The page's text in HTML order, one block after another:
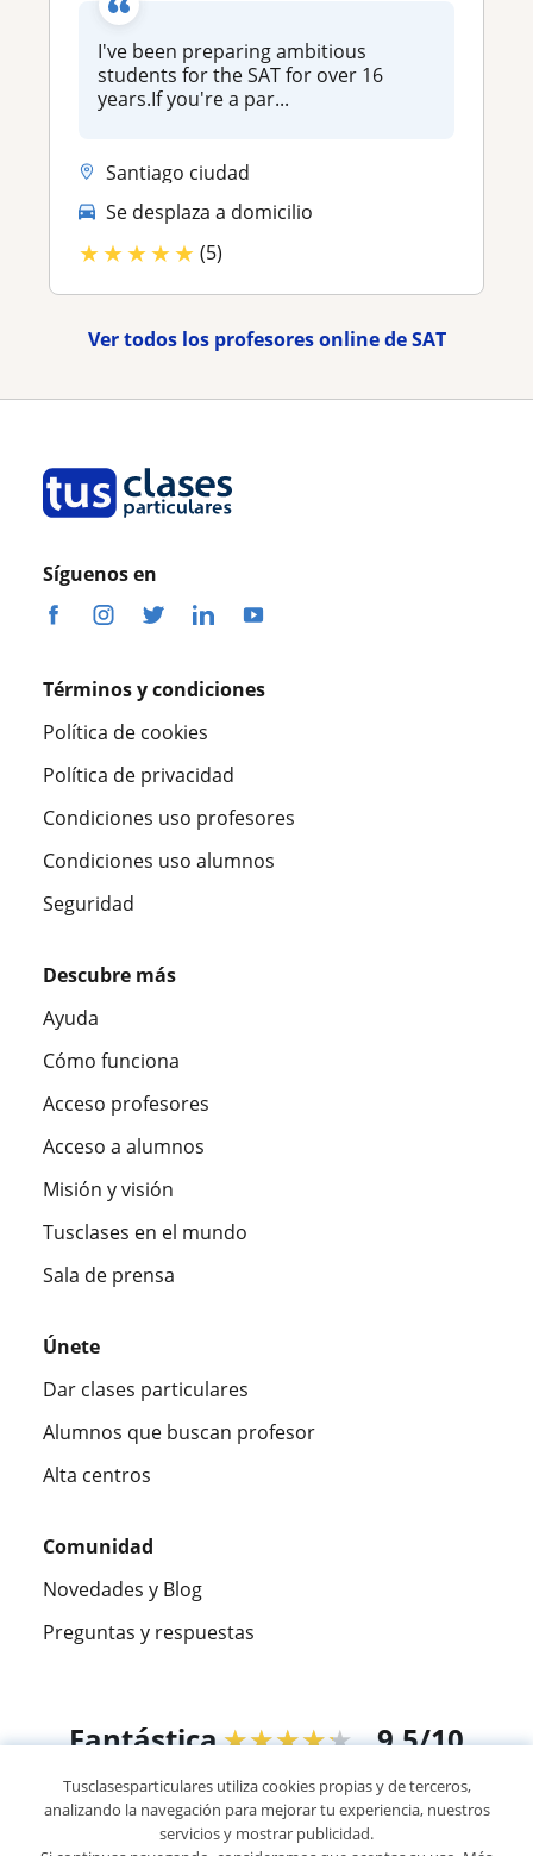
I've been preparing ambitious
students for the SAT for over 16
years.If you're a par...
Santiago ciudad
Se desplaza a domicilio
★★★★★ (5)
Ver todos los profesores online de SAT
Síguenos en
Términos y condiciones
Política de cookies
Política de privacidad
Condiciones uso profesores
Condiciones uso alumnos
Seguridad
Descubre más
Ayuda
Cómo funciona
Acceso profesores
Acceso a alumnos
Misión y visión
Tusclases en el mundo
Sala de prensa
Únete
Dar clases particulares
Alumnos que buscan profesor
Alta centros
Comunidad
Novedades y Blog
Preguntas y respuestas
Fantástica★★★★★ 9,5/10
305915opiniones de alumnos
Tusclasesparticulares utiliza cookies propias y de terceros,
analizando la navegación para mejorar tu experiencia, nuestros
servicios y mostrar publicidad.